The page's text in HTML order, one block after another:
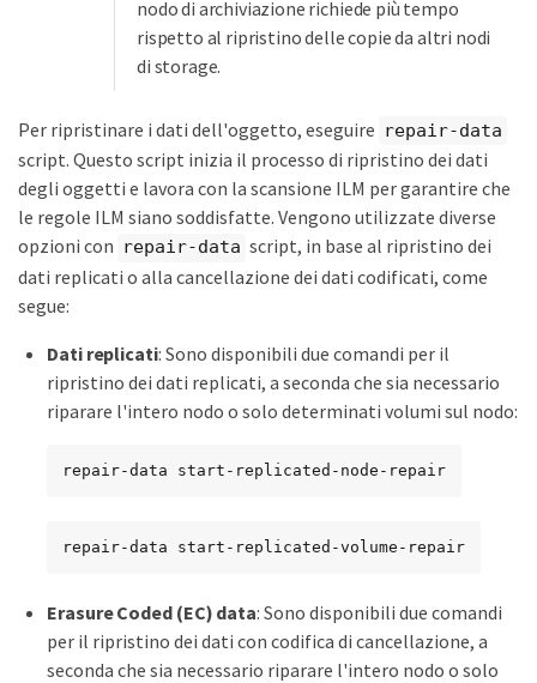
nodo di archiviazione richiede più tempo
rispetto al ripristino delle copie da altri nodi
di storage.
Per ripristinare i dati dell'oggetto, eseguire repair-data
script. Questo script inizia il processo di ripristino dei dati
degli oggetti e lavora con la scansione ILM per garantire che
le regole ILM siano soddisfatte. Vengono utilizzate diverse
opzioni con repair-data script, in base al ripristino dei
dati replicati o alla cancellazione dei dati codificati, come
segue:
Dati replicati: Sono disponibili due comandi per il
ripristino dei dati replicati, a seconda che sia necessario
riparare l'intero nodo o solo determinati volumi sul nodo:
repair-data start-replicated-node-repair
repair-data start-replicated-volume-repair
Erasure Coded (EC) data: Sono disponibili due comandi
per il ripristino dei dati con codifica di cancellazione, a
seconda che sia necessario riparare l'intero nodo o solo